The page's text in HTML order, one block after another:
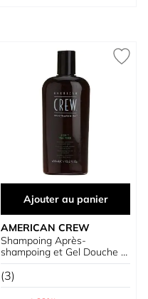
Ajouter au panier
AMERICAN CREW
Shampoing Après-
shampoing et Gel Douche à
l'Arbre à Thé
(3)